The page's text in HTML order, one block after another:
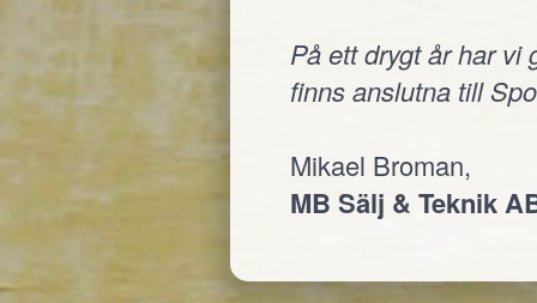
På ett drygt år har vi
finns anslutna till
Mikael Broman,
MB Sälj & Teknik